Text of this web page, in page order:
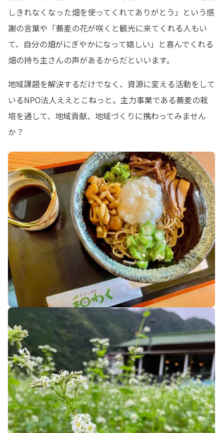
しきれなくなった畑を使ってくれてありがとう」という感
謝の言葉や「蕎麦の花が咲くと観光に来てくれる人もい
て、自分の畑がにぎやかになって嬉しい」と喜んでくれる
畑の持ち主さんの声があるからだといいます。
地域課題を解決するだけでなく、資源に変える活動をして
いるNPO法人ええとこねっと。主力事業である蕎麦の栽
培を通して、地域貢献、地域づくりに携わってみません
か？